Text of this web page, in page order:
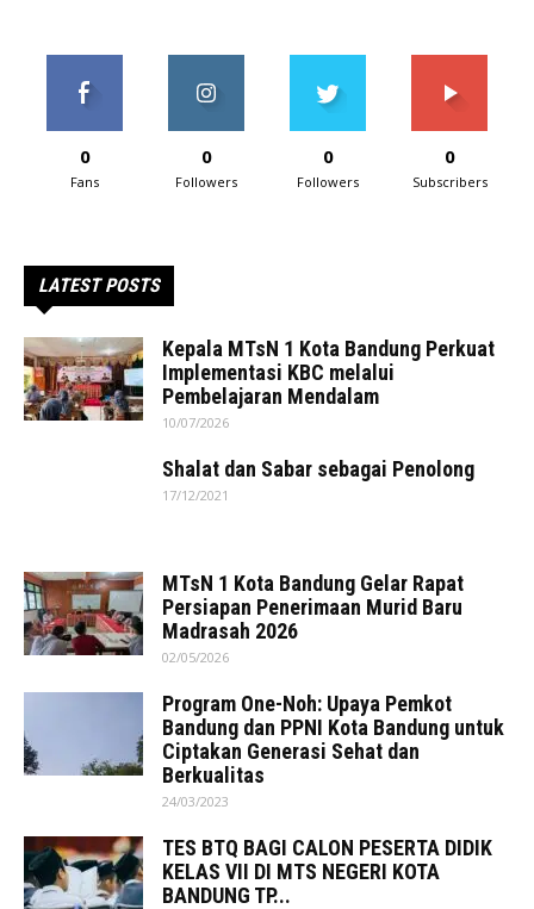
0
Fans
0
Followers
0
Followers
0
Subscribers
LATEST POSTS
Kepala MTsN 1 Kota Bandung Perkuat
Implementasi KBC melalui
Pembelajaran Mendalam
10/07/2026
Shalat dan Sabar sebagai Penolong
17/12/2021
MTsN 1 Kota Bandung Gelar Rapat
Persiapan Penerimaan Murid Baru
Madrasah 2026
02/05/2026
Program One-Noh: Upaya Pemkot
Bandung dan PPNI Kota Bandung untuk
Ciptakan Generasi Sehat dan
Berkualitas
24/03/2023
TES BTQ BAGI CALON PESERTA DIDIK
KELAS VII DI MTS NEGERI KOTA
BANDUNG TP...